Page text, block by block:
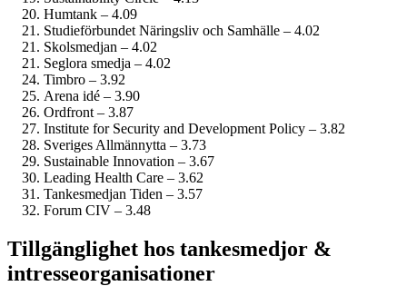
Humtank – 4.09
Studie­förbundet Näringsliv och Samhälle – 4.02
Skolsmedjan – 4.02
Seglora smedja – 4.02
Timbro – 3.92
Arena idé – 3.90
Ordfront – 3.87
Institute for Security and Development Policy – 3.82
Sveriges Allmännytta – 3.73
Sustainable Innovation – 3.67
Leading Health Care – 3.62
Tankesmedjan Tiden – 3.57
Forum CIV – 3.48
Tillgänglighet hos tankesmedjor &
intresseorganisationer